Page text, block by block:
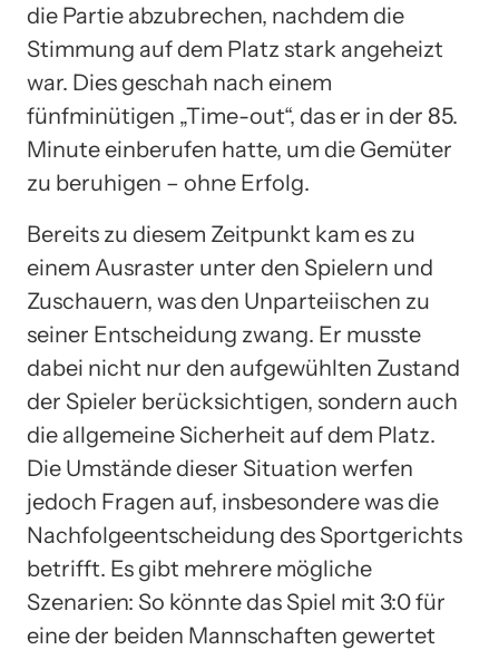
die Partie abzubrechen, nachdem die
Stimmung auf dem Platz stark angeheizt
war. Dies geschah nach einem
fünfminütigen „Time-out“, das er in der 85.
Minute einberufen hatte, um die Gemüter
zu beruhigen – ohne Erfolg.
Bereits zu diesem Zeitpunkt kam es zu
einem Ausraster unter den Spielern und
Zuschauern, was den Unparteiischen zu
seiner Entscheidung zwang. Er musste
dabei nicht nur den aufgewühlten Zustand
der Spieler berücksichtigen, sondern auch
die allgemeine Sicherheit auf dem Platz.
Die Umstände dieser Situation werfen
jedoch Fragen auf, insbesondere was die
Nachfolgeentscheidung des Sportgerichts
betrifft. Es gibt mehrere mögliche
Szenarien: So könnte das Spiel mit 3:0 für
eine der beiden Mannschaften gewertet